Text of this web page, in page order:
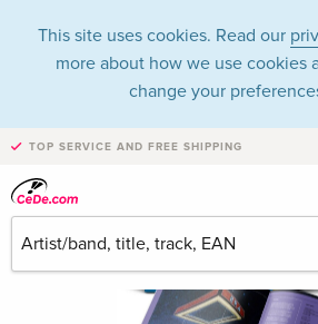
This site uses cookies. Read our
more about how we use cookies
change your
TOP SERVICE AND FREE SHIPPING